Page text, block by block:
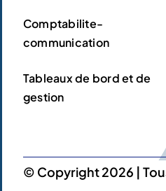
Comptabilite-
communication
Tableaux de bord et de
gestion
© Copyright 2026 |